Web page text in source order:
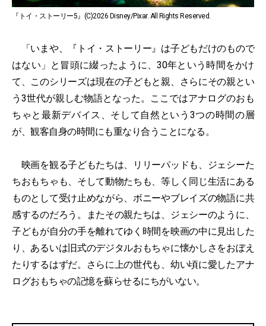
『トイ・ストーリー5』(C)2026 Disney/Pixar. All Rights Reserved.
「いまや、『トイ・ストーリー』は子どもだけのもので
はない」と冒頭に綴ったように、30年という時間をかけ
て、このシリーズは現在の子どもと親、さらにその親とい
う3世代が親しむ物語となった。ここではアナログのおも
ちゃと最新デバイス、そして自然という3つの時間の層
が、観客自身の時間にも重なり合うことになる。
映画を観る子どもたちは、リリーパッドも、ジェシーた
ちおもちゃも、そして動物たちも、等しく同じ生活にある
ものとして受け止めながら、ボニーやブレイズの物語に共
感するのだろう。またその親たちは、ジェシーのように、
子どもが自分の手を離れてゆく時間を映画の中に見出した
り、あるいは旧式のデジタルおもちゃに懐かしさをおぼえ
たりするはずだ。さらに上の世代も、幼い頃に愛したアナ
ログおもちゃの記憶を蘇らせるにちがいない。